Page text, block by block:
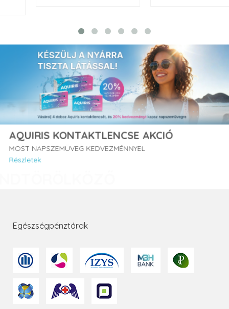
AQUIRIS KONTAKTLENCSE AKCIÓ
MOST NAPSZEMÜVEG KEDVEZMÉNNYEL
Részletek
Egészségpénztárak